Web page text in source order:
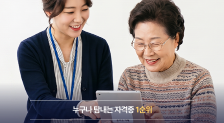
누구나 탐내는 자격증1순위